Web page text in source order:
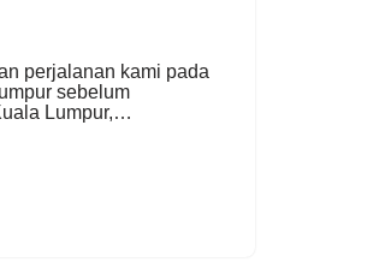
perjalanan kami pada
sebelum
Lumpur,…